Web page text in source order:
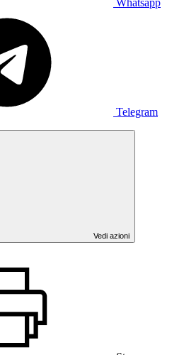
Whatsapp
Telegram
Vedi azioni